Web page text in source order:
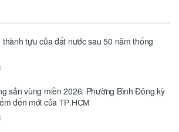
thành tựu của đất nước sau 50 năm thống
sản vùng miền 2026: Phường Bình Đông kỳ
đến mới của ТР.НСМ